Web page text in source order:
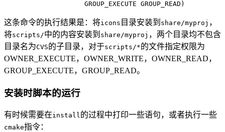
这条命令的执行结果是：将icons 目录安装到 share/myproj ，
将scripts/中的内容安装到 share/myproj ，两个目录均不包含
目录名为CVS的子目录，对于scripts/*的文件指定权限为
OWNER_EXECUTE，OWNER_WRITE，OWNER_READ，
GROUP_EXECUTE，GROUP_READ。
安装时脚本的运行
有时候需要在install的过程中打印一些语句，或者执行一些
cmake指令：